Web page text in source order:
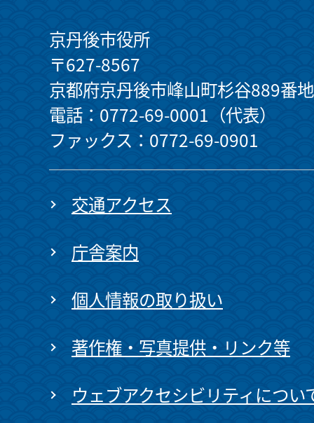
京丹後市役所
〒627-8567
京都府京丹後市峰山町杉谷889番地
電話：0772-69-0001（代表）
ファックス：0772-69-0901
交通アクセス
庁舎案内
個人情報の取り扱い
著作権・写真提供・リンク等
ウェブアクセシビリティについ